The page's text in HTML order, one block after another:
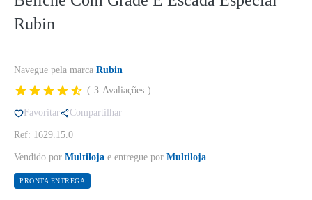
Rubin
Navegue pela marca Rubin
3 Avaliações
Favoritar Compartilhar
Ref: 1629.15.0
Vendido por Multiloja e entregue por Multiloja
PRONTA ENTREGA